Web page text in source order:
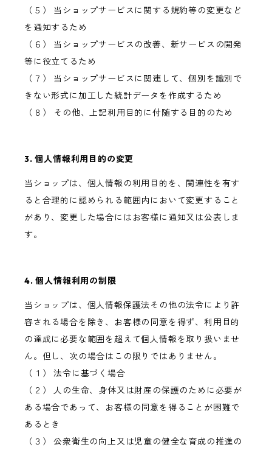
（５） 当ショップサービスに関する規約等の変更など
を通知するため
（６） 当ショップサービスの改善、新サービスの開発
等に役立てるため
（７） 当ショップサービスに関連して、個別を識別で
きない形式に加工した統計データを作成するため
（８） その他、上記利用目的に付随する目的のため
3. 個人情報利用目的の変更
当ショップは、個人情報の利用目的を、関連性を有す
ると合理的に認められる範囲内において変更すること
があり、変更した場合にはお客様に通知又は公表しま
す。
4. 個人情報利用の制限
当ショップは、個人情報保護法その他の法令により許
容される場合を除き、お客様の同意を得ず、利用目的
の達成に必要な範囲を超えて個人情報を取り扱いませ
ん。但し、次の場合はこの限りではありません。
（１） 法令に基づく場合
（２） 人の生命、身体又は財産の保護のために必要が
ある場合であって、お客様の同意を得ることが困難で
あるとき
（３） 公衆衛生の向上又は児童の健全な育成の推進の